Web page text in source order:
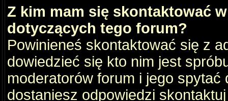
Z kim mam się skontaktować
dotyczących tego forum?
Powinieneś skontaktować się z
dowiedzieć się kto nim jest
moderatorów forum i jego
dostaniesz odpowiedzi